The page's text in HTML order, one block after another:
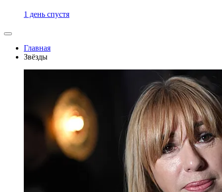
1 день спустя
Главная
Звёзды